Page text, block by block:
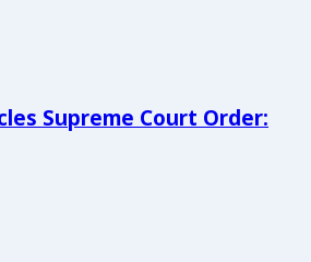
Supreme Court Order: